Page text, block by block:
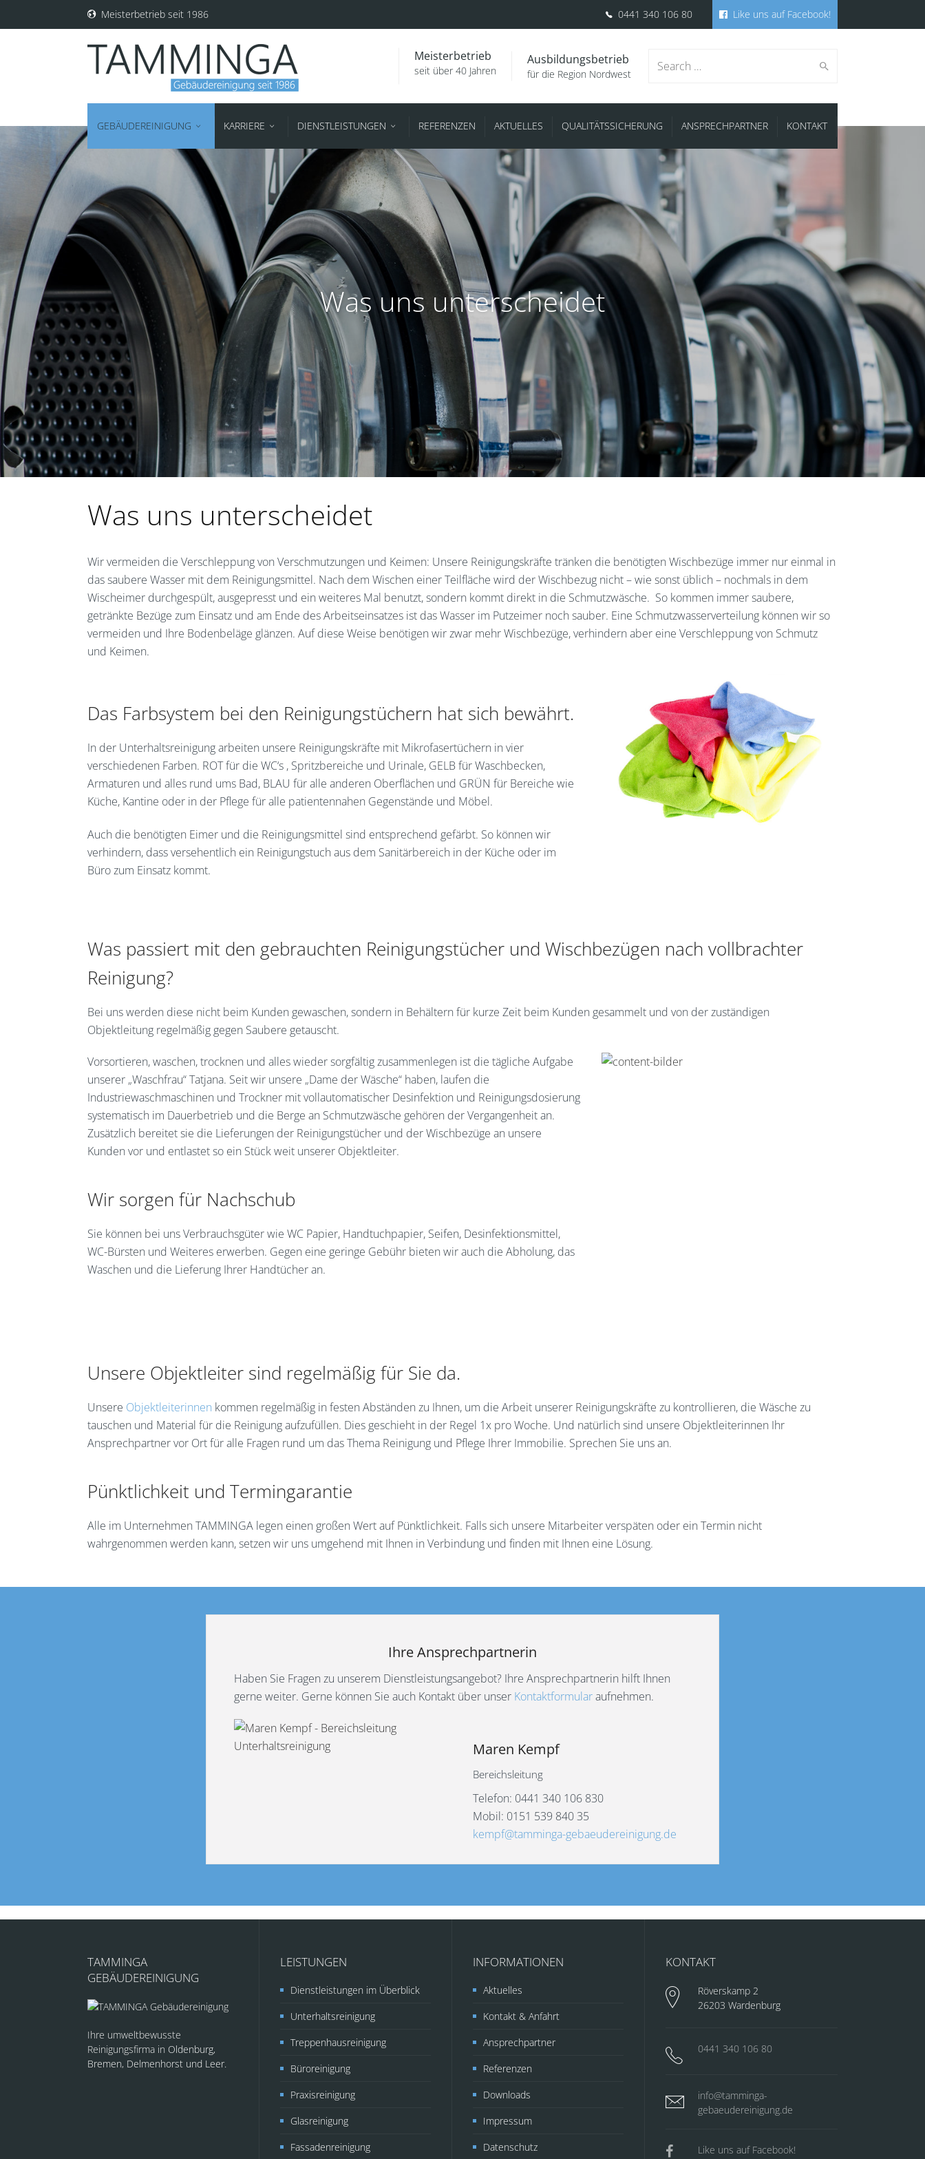
Meisterbetrieb seit 1986 0441 340 106 80 Like uns auf Facebook!
Search
Ausbildungsbetrieb
für die Region Nordwest
Meisterbetrieb
seit über 40 Jahren
GEBÄUDEREINIGUNG KARRIERE DIENSTLEISTUNGEN REFERENZEN AKTUELLES QUALITÄTSSICHERUNG ANSPRECHPARTNER KONTAKT
Was uns unterscheidet
Was uns unterscheidet
Wir vermeiden die Verschleppung von Verschmutzungen und Keimen: Unsere Reinigungskräfte tränken die benötigten Wischbezüge immer nur einmal in
das saubere Wasser mit dem Reinigungsmittel. Nach dem Wischen einer Teilfläche wird der Wischbezug nicht – wie sonst üblich – nochmals in dem
Wischeimer durchgespült, ausgepresst und ein weiteres Mal benutzt, sondern kommt direkt in die Schmutzwäsche. So kommen immer saubere,
getränkte Bezüge zum Einsatz und am Ende des Arbeitseinsatzes ist das Wasser im Putzeimer noch sauber. Eine Schmutzwasserverteilung können wir so
vermeiden und Ihre Bodenbeläge glänzen. Auf diese Weise benötigen wir zwar mehr Wischbezüge, verhindern aber eine Verschleppung von Schmutz
und Keimen.
Das Farbsystem bei den Reinigungstüchern hat sich bewährt.
In der Unterhaltsreinigung arbeiten unsere Reinigungskräfte mit Mikrofasertüchern in vier
verschiedenen Farben. ROT für die WC‘s , Spritzbereiche und Urinale, GELB für Waschbecken,
Armaturen und alles rund ums Bad, BLAU für alle anderen Oberflächen und GRÜN für Bereiche wie
Küche, Kantine oder in der Pflege für alle patientennahen Gegenstände und Möbel.
Auch die benötigten Eimer und die Reinigungsmittel sind entsprechend gefärbt. So können wir
verhindern, dass versehentlich ein Reinigungstuch aus dem Sanitärbereich in der Küche oder im
Büro zum Einsatz kommt.
Was passiert mit den gebrauchten Reinigungstücher und Wischbezügen nach vollbrachter
Reinigung?
Bei uns werden diese nicht beim Kunden gewaschen, sondern in Behältern für kurze Zeit beim Kunden gesammelt und von der zuständigen
Objektleitung regelmäßig gegen Saubere getauscht.
Vorsortieren, waschen, trocknen und alles wieder sorgfältig zusammenlegen ist die tägliche Aufgabe
unserer „Waschfrau“ Tatjana. Seit wir unsere „Dame der Wäsche“ haben, laufen die
Industriewaschmaschinen und Trockner mit vollautomatischer Desinfektion und Reinigungsdosierung
systematisch im Dauerbetrieb und die Berge an Schmutzwäsche gehören der Vergangenheit an.
Zusätzlich bereitet sie die Lieferungen der Reinigungstücher und der Wischbezüge an unsere
Kunden vor und entlastet so ein Stück weit unserer Objektleiter.
Wir sorgen für Nachschub
Sie können bei uns Verbrauchsgüter wie WC Papier, Handtuchpapier, Seifen, Desinfektionsmittel,
WC-Bürsten und Weiteres erwerben. Gegen eine geringe Gebühr bieten wir auch die Abholung, das
Waschen und die Lieferung Ihrer Handtücher an.
Unsere Objektleiter sind regelmäßig für Sie da.
Unsere Objektleiterinnen kommen regelmäßig in festen Abständen zu Ihnen, um die Arbeit unserer Reinigungskräfte zu kontrollieren, die Wäsche zu
tauschen und Material für die Reinigung aufzufüllen. Dies geschieht in der Regel 1x pro Woche. Und natürlich sind unsere Objektleiterinnen Ihr
Ansprechpartner vor Ort für alle Fragen rund um das Thema Reinigung und Pflege Ihrer Immobilie. Sprechen Sie uns an.
Pünktlichkeit und Termingarantie
Alle im Unternehmen TAMMINGA legen einen großen Wert auf Pünktlichkeit. Falls sich unsere Mitarbeiter verspäten oder ein Termin nicht
wahrgenommen werden kann, setzen wir uns umgehend mit Ihnen in Verbindung und finden mit Ihnen eine Lösung.
Ihre Ansprechpartnerin
Haben Sie Fragen zu unserem Dienstleistungsangebot? Ihre Ansprechpartnerin hilft Ihnen
gerne weiter. Gerne können Sie auch Kontakt über unser Kontaktformularaufnehmen.
Maren Kempf
Bereichsleitung
Telefon: 0441 340 106 830
Mobil: 0151 539 840 35
kempf@tamminga-gebaeudereinigung.de
TAMMINGA
GEBÄUDEREINIGUNG
Ihre umweltbewusste
Reinigungsfirma in Oldenburg,
Bremen, Delmenhorst und Leer.
LEISTUNGEN
Dienstleistungen im Überblick
Unterhaltsreinigung
Treppenhausreinigung
Büroreinigung
Praxisreinigung
Glasreinigung
Fassadenreinigung
INFORMATIONEN
Aktuelles
Kontakt & Anfahrt
Ansprechpartner
Referenzen
Downloads
Impressum
Datenschutz
KONTAKT
Röverskamp 2
26203 Wardenburg
0441 340 106 80
info@tamminga-
gebaeudereinigung.de
Like uns auf Facebook!